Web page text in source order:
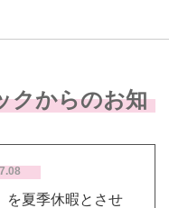
クからのお知
を夏季休暇とさせ